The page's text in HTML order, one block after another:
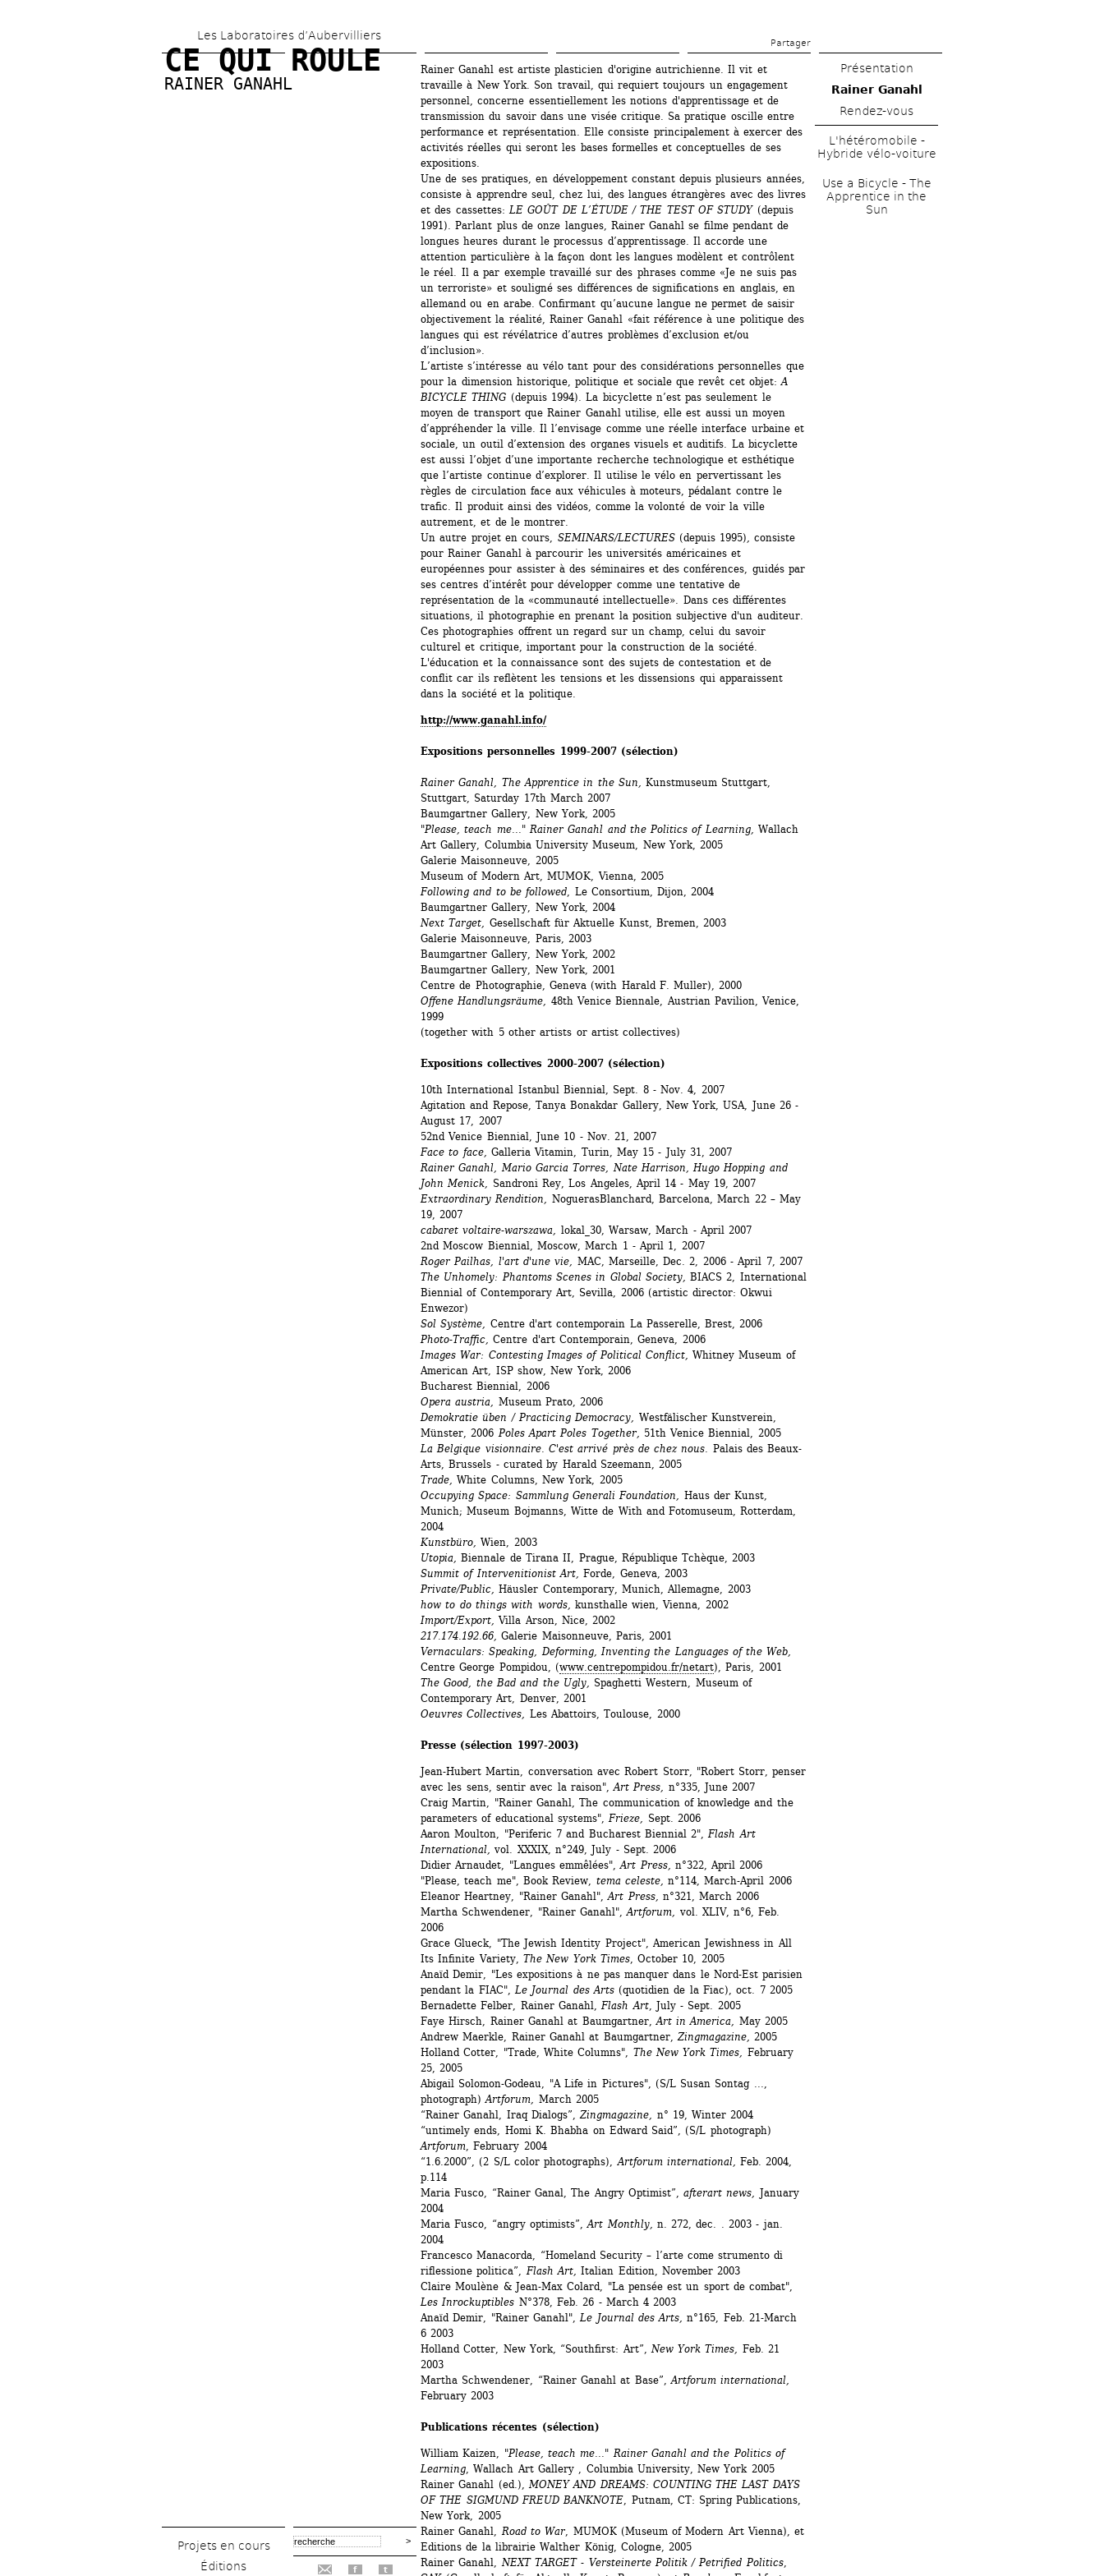
contenu
principal
Les Laboratoires d’Aubervilliers
Partager
CE QUI ROULE
RAINER GANAHL
Projets en cours
Éditions
f t
Rainer Ganahl est artiste plasticien d'origine autrichienne. Il vit et
travaille à New York. Son travail, qui requiert toujours un engagement
personnel, concerne essentiellement les notions d'apprentissage et de
transmission du savoir dans une visée critique. Sa pratique oscille entre
performance et représentation. Elle consiste principalement à exercer des
activités réelles qui seront les bases formelles et conceptuelles de ses
expositions.
Une de ses pratiques, en développement constant depuis plusieurs années,
consiste à apprendre seul, chez lui, des langues étrangères avec des livres
et des cassettes: LE GOÛT DE L’ÉTUDE / THE TEST OF STUDY(depuis
1991). Parlant plus de onze langues, Rainer Ganahl se filme pendant de
longues heures durant le processus d’apprentissage. Il accorde une
attention particulière à la façon dont les langues modèlent et contrôlent
le réel. Il a par exemple travaillé sur des phrases comme «Je ne suis pas
un terroriste» et souligné ses différences de significations en anglais, en
allemand ou en arabe. Confirmant qu’aucune langue ne permet de saisir
objectivement la réalité, Rainer Ganahl «fait référence à une politique des
langues qui est révélatrice d’autres problèmes d’exclusion et/ou
d’inclusion».
L’artiste s’intéresse au vélo tant pour des considérations personnelles que
pour la dimension historique, politique et sociale que revêt cet objet: A
BICYCLE THING (depuis 1994). La bicyclette n’est pas seulement le
moyen de transport que Rainer Ganahl utilise, elle est aussi un moyen
d’appréhender la ville. Il l’envisage comme une réelle interface urbaine et
sociale, un outil d’extension des organes visuels et auditifs. La bicyclette
est aussi l’objet d’une importante recherche technologique et esthétique
que l’artiste continue d’explorer. Il utilise le vélo en pervertissant les
règles de circulation face aux véhicules à moteurs, pédalant contre le
trafic. Il produit ainsi des vidéos, comme la volonté de voir la ville
autrement, et de le montrer.
Un autre projet en cours, SEMINARS/LECTURES(depuis 1995), consiste
pour Rainer Ganahl à parcourir les universités américaines et
européennes pour assister à des séminaires et des conférences, guidés par
ses centres d’intérêt pour développer comme une tentative de
représentation de la «communauté intellectuelle». Dans ces différentes
situations, il photographie en prenant la position subjective d'un auditeur.
Ces photographies offrent un regard sur un champ, celui du savoir
culturel et critique, important pour la construction de la société.
L'éducation et la connaissance sont des sujets de contestation et de
conflit car ils reflètent les tensions et les dissensions qui apparaissent
dans la société et la politique.
http://www.ganahl.info/
Expositions personnelles 1999-2007 (sélection)
Rainer Ganahl, The Apprentice in the Sun, Kunstmuseum Stuttgart,
Stuttgart, Saturday 17th March 2007
Baumgartner Gallery, New York, 2005
"Please, teach me..." Rainer Ganahl and the Politics of Learning, Wallach
Art Gallery, Columbia University Museum, New York, 2005
Galerie Maisonneuve, 2005
Museum of Modern Art, MUMOK, Vienna, 2005
Following and to be followed, Le Consortium, Dijon, 2004
Baumgartner Gallery, New York, 2004
Next Target, Gesellschaft für Aktuelle Kunst, Bremen, 2003
Galerie Maisonneuve, Paris, 2003
Baumgartner Gallery, New York, 2002
Baumgartner Gallery, New York, 2001
Centre de Photographie, Geneva (with Harald F. Muller), 2000
Offene Handlungsräume, 48th Venice Biennale, Austrian Pavilion, Venice,
1999
(together with 5 other artists or artist collectives)
Expositions collectives 2000-2007 (sélection)
10th International Istanbul Biennial, Sept. 8 - Nov. 4, 2007
Agitation and Repose, Tanya Bonakdar Gallery, New York, USA, June 26 -
August 17, 2007
52nd Venice Biennial, June 10 - Nov. 21, 2007
Face to face, Galleria Vitamin, Turin, May 15 - July 31, 2007
Rainer Ganahl, Mario Garcia Torres, Nate Harrison, Hugo Hopping and
John Menick, Sandroni Rey, Los Angeles, April 14 - May 19, 2007
Extraordinary Rendition, NoguerasBlanchard, Barcelona, March 22 – May
19, 2007
cabaret voltaire-warszawa, lokal_30, Warsaw, March - April 2007
2nd Moscow Biennial, Moscow, March 1 - April 1, 2007
Roger Pailhas, l'art d'une vie, MAC, Marseille, Dec. 2, 2006 - April 7, 2007
The Unhomely: Phantoms Scenes in Global Society, BIACS 2, International
Biennial of Contemporary Art, Sevilla, 2006 (artistic director: Okwui
Enwezor)
Sol Système, Centre d'art contemporain La Passerelle, Brest, 2006
Photo-Traffic, Centre d'art Contemporain, Geneva, 2006
Images War: Contesting Images of Political Conflict, Whitney Museum of
American Art, ISP show, New York, 2006
Bucharest Biennial, 2006
Opera austria, Museum Prato, 2006
Demokratie üben / Practicing Democracy, Westfälischer Kunstverein,
Münster, 2006 Poles Apart Poles Together, 51th Venice Biennial, 2005
La Belgique visionnaire. C'est arrivé près de chez nous. Palais des Beaux-
Arts, Brussels - curated by Harald Szeemann, 2005
Trade, White Columns, New York, 2005
Occupying Space: Sammlung Generali Foundation, Haus der Kunst,
Munich; Museum Bojmanns, Witte de With and Fotomuseum, Rotterdam,
2004
Kunstbüro, Wien, 2003
Utopia, Biennale de Tirana II, Prague, République Tchèque, 2003
Summit of Intervenitionist Art, Forde, Geneva, 2003
Private/Public, Häusler Contemporary, Munich, Allemagne, 2003
how to do things with words, kunsthalle wien, Vienna, 2002
Import/Export, Villa Arson, Nice, 2002
217.174.192.66, Galerie Maisonneuve, Paris, 2001
Vernaculars: Speaking, Deforming, Inventing the Languages of the Web,
Centre George Pompidou, (www.centrepompidou.fr/netart), Paris, 2001
The Good, the Bad and the Ugly, Spaghetti Western, Museum of
Contemporary Art, Denver, 2001
Oeuvres Collectives, Les Abattoirs, Toulouse, 2000
Presse (sélection 1997-2003)
Jean-Hubert Martin, conversation avec Robert Storr, "Robert Storr, penser
avec les sens, sentir avec la raison", Art Press, n°335, June 2007
Craig Martin, "Rainer Ganahl, The communication of knowledge and the
parameters of educational systems", Frieze, Sept. 2006
Aaron Moulton, "Periferic 7 and Bucharest Biennial 2", Flash Art
International, vol. XXXIX, n°249, July - Sept. 2006
Didier Arnaudet, "Langues emmêlées", Art Press, n°322, April 2006
"Please, teach me", Book Review, tema celeste, n°114, March-April 2006
Eleanor Heartney, "Rainer Ganahl", Art Press, n°321, March 2006
Martha Schwendener, "Rainer Ganahl", Artforum, vol. XLIV, n°6, Feb.
2006
Grace Glueck, "The Jewish Identity Project", American Jewishness in All
Its Infinite Variety, The New York Times, October 10, 2005
Anaïd Demir, "Les expositions à ne pas manquer dans le Nord-Est parisien
pendant la FIAC", Le Journal des Arts(quotidien de la Fiac), oct. 7 2005
Bernadette Felber, Rainer Ganahl, Flash Art, July - Sept. 2005
Faye Hirsch, Rainer Ganahl at Baumgartner, Art in America, May 2005
Andrew Maerkle, Rainer Ganahl at Baumgartner, Zingmagazine, 2005
Holland Cotter, "Trade, White Columns", The New York Times, February
25, 2005
Abigail Solomon-Godeau, "A Life in Pictures", (S/L Susan Sontag ...,
photograph) Artforum, March 2005
“Rainer Ganahl, Iraq Dialogs”, Zingmagazine, n° 19, Winter 2004
“untimely ends, Homi K. Bhabha on Edward Said”, (S/L photograph)
Artforum, February 2004
“1.6.2000”, (2 S/L color photographs), Artforum international, Feb. 2004,
p.114
Maria Fusco, “Rainer Ganal, The Angry Optimist”, afterart news, January
2004
Maria Fusco, “angry optimists”, Art Monthly, n. 272, dec. . 2003 - jan.
2004
Francesco Manacorda, “Homeland Security – l’arte come strumento di
riflessione politica”, Flash Art, Italian Edition, November 2003
Claire Moulène & Jean-Max Colard, "La pensée est un sport de combat",
Les Inrockuptibles N°378, Feb. 26 - March 4 2003
Anaïd Demir, "Rainer Ganahl", Le Journal des Arts, n°165, Feb. 21-March
6 2003
Holland Cotter, New York, “Southfirst: Art”, New York Times, Feb. 21
2003
Martha Schwendener, “Rainer Ganahl at Base”, Artforum international,
February 2003
Publications récentes (sélection)
William Kaizen, "Please, teach me..." Rainer Ganahl and the Politics of
Learning, Wallach Art Gallery , Columbia University, New York 2005
Rainer Ganahl (ed.), MONEY AND DREAMS: COUNTING THE LAST DAYS
OF THE SIGMUND FREUD BANKNOTE, Putnam, CT: Spring Publications,
New York, 2005
Rainer Ganahl, Road to War, MUMOK (Museum of Modern Art Vienna), et
Editions de la librairie Walther König, Cologne, 2005
Rainer Ganahl, NEXT TARGET - Versteinerte Politik / Petrified Politics,
Présentation
Rainer Ganahl
Rendez-vous
L'hétéromobile -
Hybride vélo-voiture
Use a Bicycle - The
Apprentice in the
Sun